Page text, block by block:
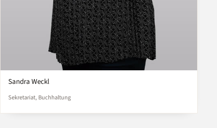
Sandra Weckl
Sekretariat, Buchhaltung